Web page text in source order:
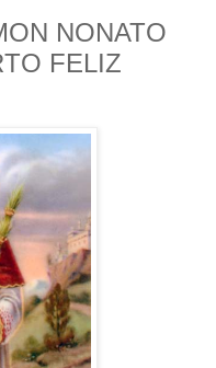
NONATO
FELIZ